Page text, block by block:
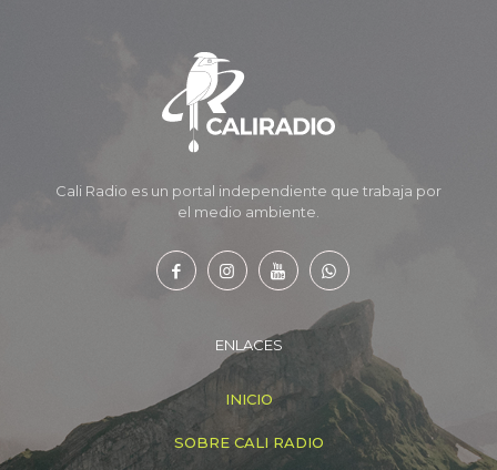
Cali Radio es un portal independiente que trabaja por
el medio ambiente.
ENLACES
INICIO
SOBRE CALI RADIO